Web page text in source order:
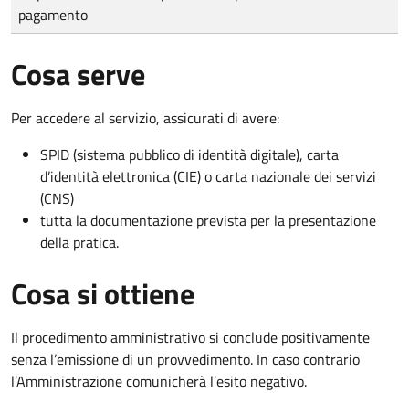
pagamento
Cosa serve
Per accedere al servizio, assicurati di avere:
SPID (sistema pubblico di identità digitale), carta
d’identità elettronica (CIE) o carta nazionale dei servizi
(CNS)
tutta la documentazione prevista per la presentazione
della pratica.
Cosa si ottiene
Il procedimento amministrativo si conclude positivamente
senza l’emissione di un provvedimento. In caso contrario
l’Amministrazione comunicherà l’esito negativo.